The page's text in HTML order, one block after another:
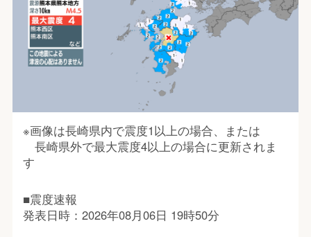
※画像は長崎県内で震度1以上の場合、または
長崎県外で最大震度4以上の場合に更新されま
す
■震度速報
発表日時：2026年08月06日 19時50分